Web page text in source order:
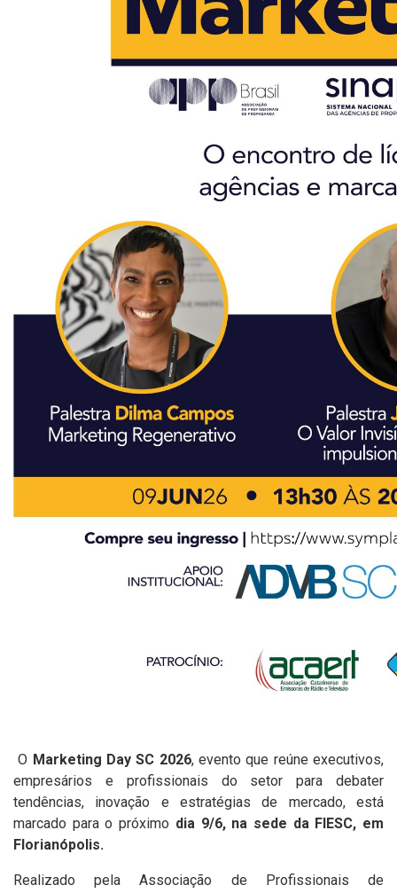
O Marketing Day SC 2026, evento que reúne executivos,
empresários e profissionais do setor para debater
tendências, inovação e estratégias de mercado, está
marcado para o próximo dia 9/6, na sede da FIESC, em
Florianópolis.
Realizado pela Associação de Profissionais de